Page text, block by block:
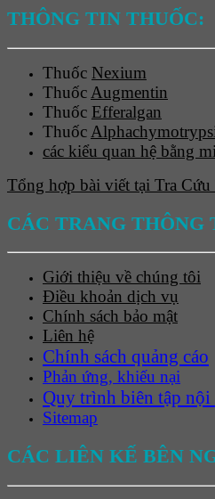
THÔNG TIN THUỐC:
Thuốc Nexium
Thuốc Augmentin
Thuốc Efferalgan
Thuốc
các kiểu quan hệ bằng
Tổng hợp bài viết tại Tra
CÁC TRANG THÔNG
Giới thiệu về chúng tôi
Điều khoản dịch vụ
Chính sách bảo mật
Liên hệ
Chính sách quảng cáo
Phản ứng, khiếu nại
Quy trình biên tập nội
Sitemap
CÁC LIÊN KẾ BÊN